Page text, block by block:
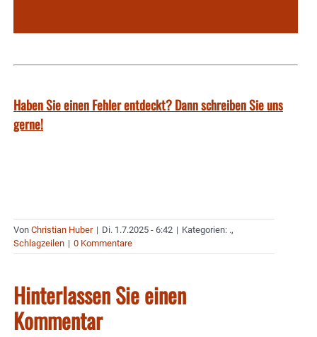
Haben Sie einen Fehler entdeckt? Dann schreiben Sie uns
gerne!
Von Christian Huber | Di. 1.7.2025 - 6:42 | Kategorien: .,
Schlagzeilen | 0 Kommentare
Hinterlassen Sie einen
Kommentar